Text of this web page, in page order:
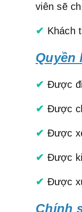
viên sẽ
✔ Khách
Quyền
✔ Được
✔ Được
✔ Được
✔ Được
✔ Được
Chính